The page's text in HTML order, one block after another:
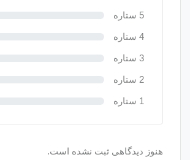
5 ستاره
4 ستاره
3 ستاره
2 ستاره
1 ستاره
هنوز دیدگاهی ثبت نشده است.